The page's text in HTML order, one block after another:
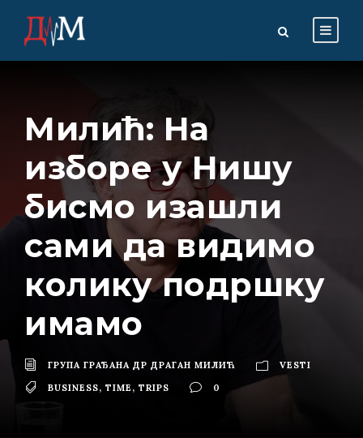
Милић: На
изборе у Нишу
бисмо изашли
сами да видимо
колику подршку
имамо
ГРУПА ГРАЂАНА ДР ДРАГАН МИЛИЋ
VESTI
BUSINESS, TIME , TRIPS 0